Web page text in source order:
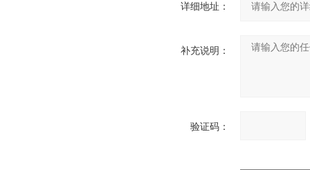
详细地址：
补充说明：
验证码：